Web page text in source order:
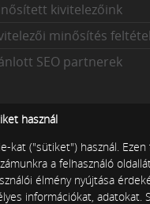
kivitelezőink
minősítés
SEO partnerek
indexekről
index
használ
kat ("sütiket") használ.
a felhasználó
élmény nyújtása
információkat, adatokat.